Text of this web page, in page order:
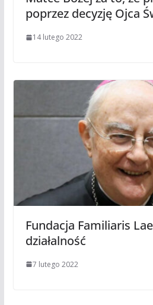
poprzez decyzję Ojca
14 lutego 2022
Fundacja Familiaris
działalność
7 lutego 2022